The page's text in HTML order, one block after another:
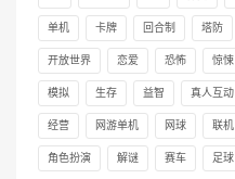
单机 卡牌 回合制 塔防
开放世界 恋爱 恐怖 惊悚
模拟 生存 益智 真人互动
经营 网游单机 网球 联机
角色扮演 解谜 赛车 足球